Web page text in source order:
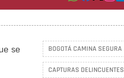
se
BOGOTÁ CAMINA SEGURA
CAPTURAS DELINCUENTES